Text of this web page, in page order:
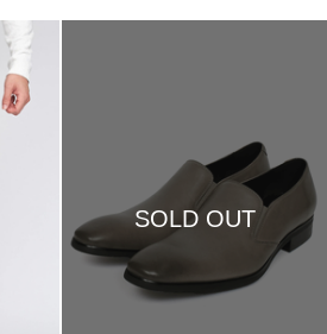
SOLD OUT